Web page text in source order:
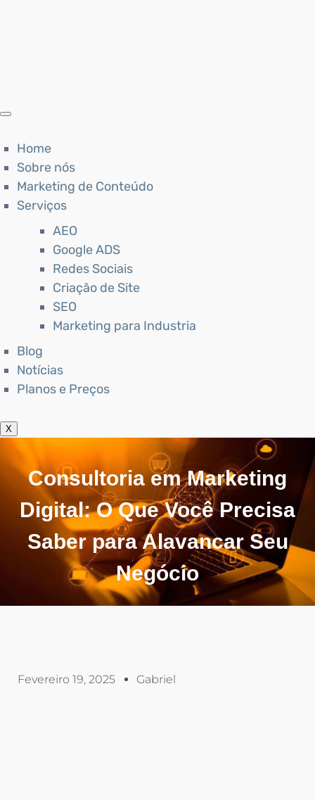
Home
Sobre nós
Marketing de Conteúdo
Serviços
AEO
Google ADS
Redes Sociais
Criação de Site
SEO
Marketing para Industria
Blog
Notícias
Planos e Preços
X
Consultoria em Marketing
Digital: O Que Você Precisa
Saber para Alavancar Seu
Negócio
Fevereiro 19, 2025 Gabriel